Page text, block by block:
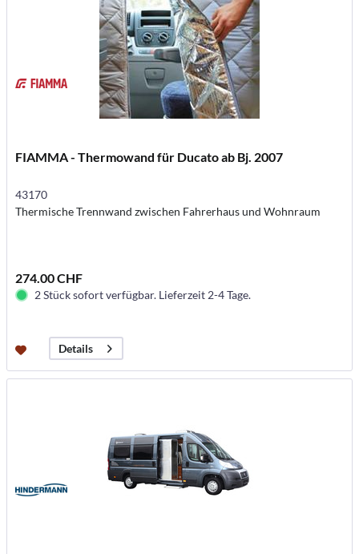
FIAMMA - Thermowand für Ducato ab Bj. 2007
43170
Thermische Trennwand zwischen Fahrerhaus und Wohnraum
274.00 CHF
2 Stück sofort verfügbar. Lieferzeit 2-4 Tage.
Details